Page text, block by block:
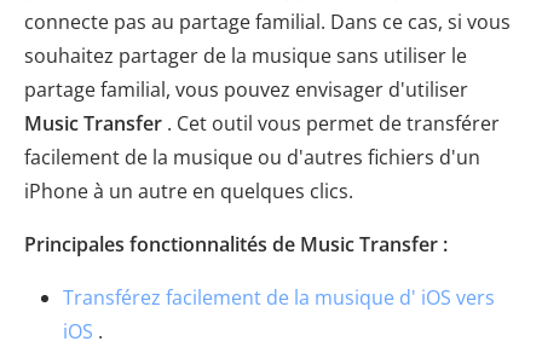
connecte pas au partage familial. Dans ce cas, si vous
souhaitez partager de la musique sans utiliser le
partage familial, vous pouvez envisager d'utiliser
Music Transfer . Cet outil vous permet de transférer
facilement de la musique ou d'autres fichiers d'un
iPhone à un autre en quelques clics.
Principales fonctionnalités de Music Transfer :
Transférez facilement de la musique d' iOS vers
iOS .